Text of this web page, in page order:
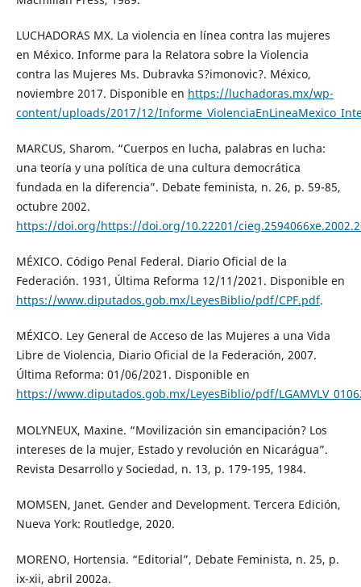
LUCHADORAS MX. La violencia en línea contra las mujeres
en México. Informe para la Relatora sobre la Violencia
contra las Mujeres Ms. Dubravka S?imonovic?. México,
noviembre 2017. Disponible en https://luchadoras.mx/wp-
content/uploads/2017/12/
MARCUS, Sharom. “Cuerpos en lucha, palabras en lucha:
una teoría y una política de una cultura democrática
fundada en la diferencia”. Debate feminista, n. 26, p. 59-85,
octubre 2002.
https://doi.org/https://doi.org/10.22201/
MÉXICO. Código Penal Federal. Diario Oficial de la
Federación. 1931, Última Reforma 12/11/2021. Disponible en
https://www.diputados.gob.mx/LeyesBiblio/pdf/CPF.pdf.
MÉXICO. Ley General de Acceso de las Mujeres a una Vida
Libre de Violencia, Diario Oficial de la Federación, 2007.
Última Reforma: 01/06/2021. Disponible en
https://www.diputados.gob.mx/LeyesBiblio/pdf/
MOLYNEUX, Maxine. “Movilización sin emancipación? Los
intereses de la mujer, Estado y revolución en Nicarágua”.
Revista Desarrollo y Sociedad, n. 13, p. 179-195, 1984.
MOMSEN, Janet. Gender and Development. Tercera Edición,
Nueva York: Routledge, 2020.
MORENO, Hortensia. “Editorial”, Debate Feminista, n. 25, p.
ix-xii, abril 2002a.